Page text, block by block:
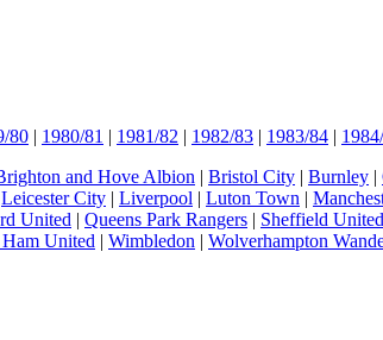
80 | 1980/81 | 1981/82 | 1982/83 | 1983/84 |
and Hove Albion | Bristol City | Burnley |
Leicester City | Liverpool | Luton Town |
United | Queens Park Rangers | Sheffield United
Ham United | Wimbledon | Wolverhampton